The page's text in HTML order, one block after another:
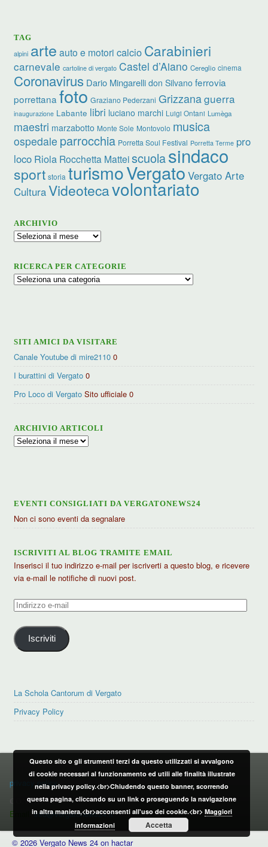
TAG
alpini arte auto e motori calcio Carabinieri
carnevale cartoline di vergato Castel d’Aiano Cereglio cinema
Coronavirus Dario Mingarelli don Silvano ferrovia
porrettana foto Graziano Pederzani Grizzanaguerra
inaugurazione Labante libri luciano marchi Luigi Ontani Lumèga
maestri marzabotto Monte Sole Montovolo musica
ospedale parrocchia Porretta Soul Festival Porretta Terme pro
loco Riola Rocchetta Matteiscuolasindaco
sport storia turismoVergato Vergato Arte
CulturaVideotecavolontariato
ARCHIVIO
Archivio
RICERCA PER CATEGORIE
Ricerca
SITI AMICI DA VISITARE
Canale Youtube di mire2110 0
I burattini di Vergato 0
Pro Loco di Vergato Sito ufficiale 0
ARCHIVIO ARTICOLI
Archivio
EVENTI CONSIGLIATI DA VERGATONEWS24
Non ci sono eventi da segnalare
ISCRIVITI AL BLOG TRAMITE EMAIL
Inserisci il tuo indirizzo e-mail per iscriverti a questo blog, e ricevere
via e-mail le notifiche di nuovi post.
Indirizzo
mail
Iscriviti
La Schola Cantorum di Vergato
Privacy Policy
PRIVACY POLICY
privacy policy
CONTATTI:
Email:info@vergatonews24.it
© 2026 Vergato News 24 on hactar
Questo sito o gli strumenti terzi da questo utilizzati si avvalgono
di cookie necessari al funzionamento ed utili alle finalità illustrate
nella privacy policy.<br>Chiudendo questo banner, scorrendo
questa pagina, cliccando su un link o proseguendo la navigazione
in altra maniera,<br>acconsenti all'uso dei cookie.<br> Maggiori
informazioni
Accetta